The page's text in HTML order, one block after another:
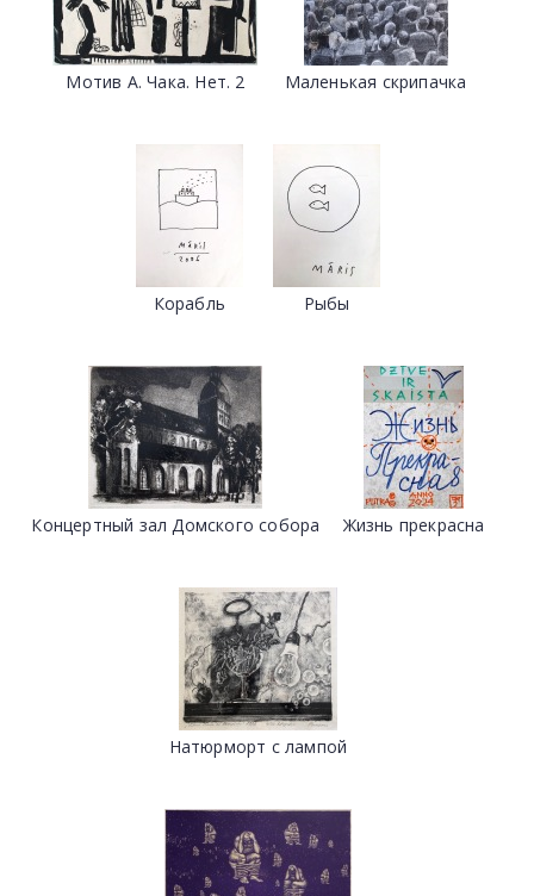
Мотив А. Чака. Нет. 2 Маленькая скрипачка
Корабль Рыбы
Концертный зал Домского собора Жизнь прекрасна
Натюрморт с лампой